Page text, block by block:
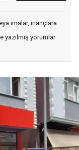
imalar, inançlara
yazılmış yorumlar